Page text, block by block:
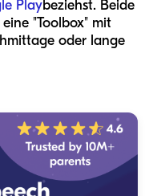
Playbeziehst. Beide
"Toolbox" mit
oder lange